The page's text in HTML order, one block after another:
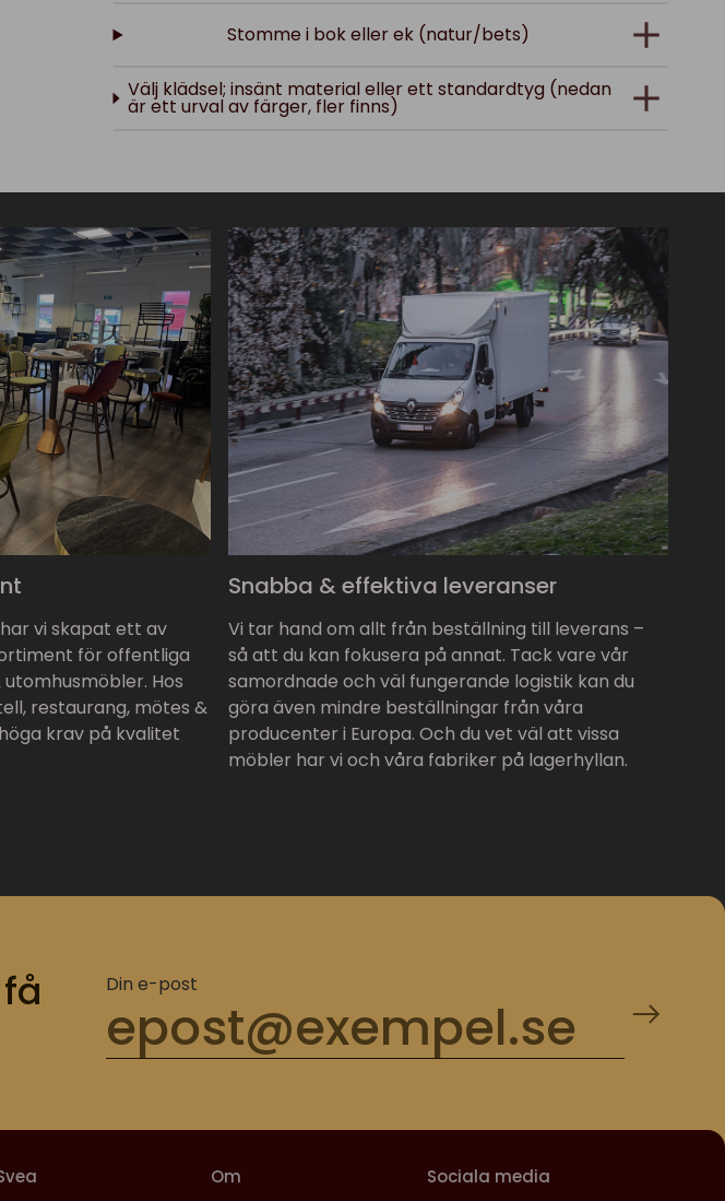
Stomme i bok eller ek (natur/bets)
Välj klädsel; insänt material eller ett standardtyg (nedan
är ett urval av färger, fler finns)
vi skapat ett av
för offentliga
Hos
restaurang, mötes &
krav på kvalitet
Snabba & effektiva leveranser
Vi tar hand om allt från beställning till leverans –
så att du kan fokusera på annat. Tack vare vår
samordnade och väl fungerande logistik kan du
göra även mindre beställningar från våra
producenter i Europa. Och du vet väl att vissa
möbler har vi och våra fabriker på lagerhyllan.
Din e-post
Om Sociala media